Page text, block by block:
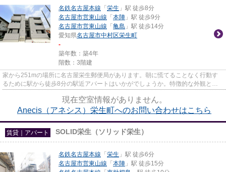
名鉄名古屋本線 「 栄生 」駅 徒歩8分
名古屋市営東山線 「 本陣 」駅 徒歩9分
名古屋市営東山線 「 亀島 」駅 徒歩14分
愛知県名古屋市中村区栄生町
-
築年数：築4年
階数：3階建
家から251mの場所に名古屋栄生郵便局があります。朝に慌てることなく行動す
るために駅から徒歩8分の駅近アパートはいかがでしょうか。特徴的な外観と洗
現在空室情報がありません。
Anecis（アネシス）栄生町へのお問い合わせはこちら
賃貸｜アパート SOLID栄生（ソリッド栄生）
名鉄名古屋本線 「 栄生 」駅 徒歩6分
名古屋市営東山線 「 本陣 」駅 徒歩15分